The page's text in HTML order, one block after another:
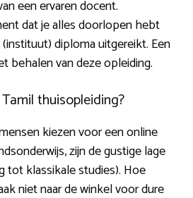
een ervaren docent.
dat je alles doorlopen hebt
diploma uitgereikt. Een
behalen van deze opleiding.
thuisopleiding?
kiezen voor een online
zijn de gustige lage
tot klassikale studies). Hoe
niet naar de winkel voor dure